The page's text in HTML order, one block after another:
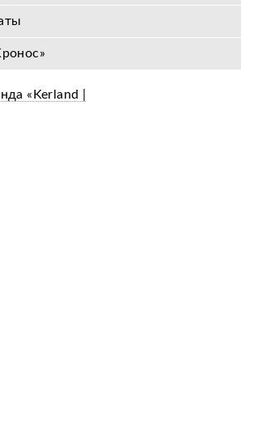
«Kerland |